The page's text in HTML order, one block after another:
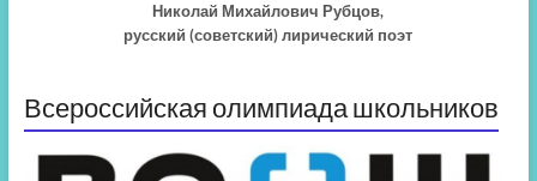
Николай Михайлович Рубцов,
русский (советский) лирический поэт
Всероссийская олимпиада школьников